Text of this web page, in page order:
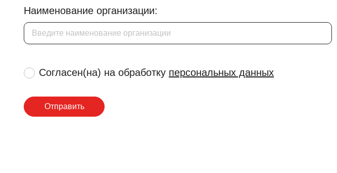
Наименование организации:
Согласен(на) на обработку персональных данных